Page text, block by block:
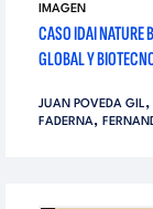
IMAGEN
CASO IDAI NATURE
GLOBAL Y
JUAN POVEDA GIL,
FADERNA,